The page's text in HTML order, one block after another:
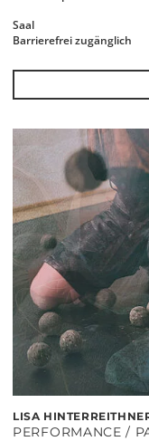
Saal
Barrierefrei zugänglich
LISA
PERFORMANCE /